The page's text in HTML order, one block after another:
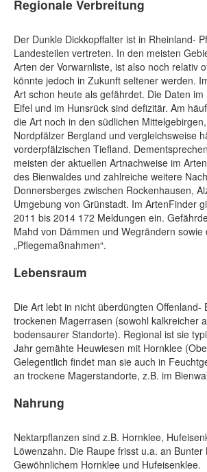
Regionale Verbreitung
Der Dunkle Dickkopffalter ist in Rheinland-
Landesteilen vertreten. In den meisten
Arten der Vorwarnliste, ist also noch relativ
könnte jedoch in Zukunft seltener werden.
Art schon heute als gefährdet. Die Daten
Eifel und im Hunsrück sind defizitär. Am
die Art noch in den südlichen
Nordpfälzer Bergland und vergleichsweise
vorderpfälzischen Tiefland.
meisten der aktuellen Artnachweise im
des Bienwaldes und zahlreiche weitere
Donnersberges zwischen Rockenhausen,
Umgebung von Grünstadt. Im ArtenFinder
2011 bis 2014 172 Meldungen ein.
Mahd von Dämmen und Wegrändern sowie
„Pflegemaßnahmen“.
Lebensraum
Die Art lebt in nicht überdüngten Offenland-
trockenen Magerrasen (sowohl kalkreicher
bodensaurer Standorte). Regional ist sie
Jahr gemähte Heuwiesen mit Hornklee
Gelegentlich findet man sie auch in
an trockene Magerstandorte, z.B. im
Nahrung
Nektarpflanzen sind z.B. Hornklee,
Löwenzahn. Die Raupe frisst u.a. an Bunter
Gewöhnlichem Hornklee und Hufeisenklee.